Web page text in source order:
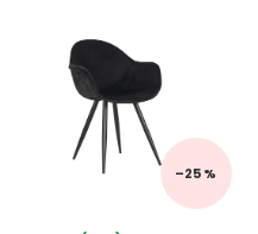
nábytku LABEL51 v
kombinaci černých
kovových nohou a potahu v
hnědé barvě.
–25 %